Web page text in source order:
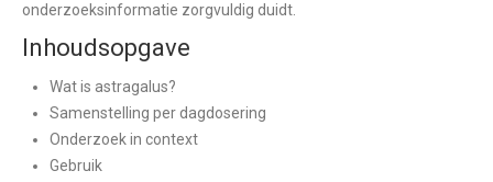
onderzoeksinformatie zorgvuldig duidt.
Inhoudsopgave
Wat is astragalus?
Samenstelling per dagdosering
Onderzoek in context
Gebruik